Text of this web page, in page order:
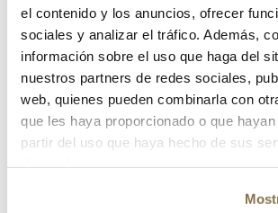
el contenido y los anuncios, ofrecer
sociales y analizar el tráfico. Además,
información sobre el uso que haga del
nuestros partners de redes sociales,
web, quienes pueden combinarla con
que les haya proporcionado o que
partir del uso que haya hecho de sus
¿Has olvidado tu contraseña?